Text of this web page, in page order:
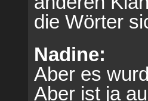
die Wörter
Nadine:
Aber es
Aber ist ja